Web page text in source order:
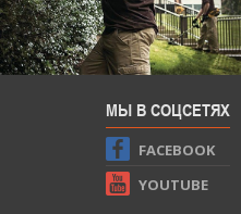
МЫ В СОЦСЕТЯХ
FACEBOOK
YOUTUBE